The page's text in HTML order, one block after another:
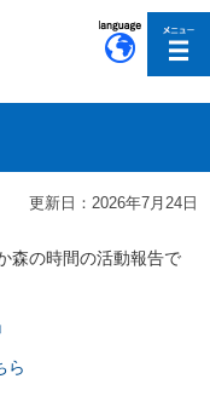
更新日：2026年7月24日
森の時間の活動報告で
ら